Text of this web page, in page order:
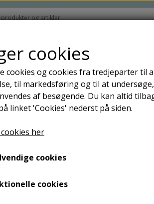
Hjem Shop
Opbevaring til
Æsker
Bøger
Om Kontakt
-30%
cookies
cookies og cookies fra tredjeparter til
til markedsføring og til at
af besøgende. Du kan altid
linket 'Cookies' nederst på siden.
her
cookies
cookies